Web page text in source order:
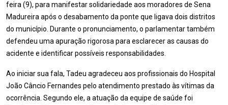
feira (9), para manifestar solidariedade aos moradores de Sena
Madureira após o desabamento da ponte que ligava dois distritos
do município. Durante o pronunciamento, o parlamentar também
defendeu uma apuração rigorosa para esclarecer as causas do
acidente e identificar possíveis responsabilidades.
Ao iniciar sua fala, Tadeu agradeceu aos profissionais do Hospital
João Câncio Fernandes pelo atendimento prestado às vítimas da
ocorrência. Segundo ele, a atuação da equipe de saúde foi